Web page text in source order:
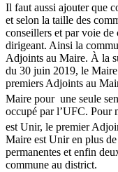
Il faut aussi ajouter que
et selon la taille des
conseillers et par voie
dirigeant. Ainsi la
Adjoints au Maire. À la
du 30 juin 2019, le
premiers Adjoints au
Maire pour une seule
occupé par l’UFC. Pour
est Unir, le premier
Maire est Unir en plus
permanentes et enfin
commune au district.